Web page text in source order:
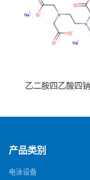
乙二胺四乙酸四
产品类别
电泳设备